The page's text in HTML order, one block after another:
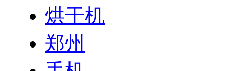
烘干机
郑州